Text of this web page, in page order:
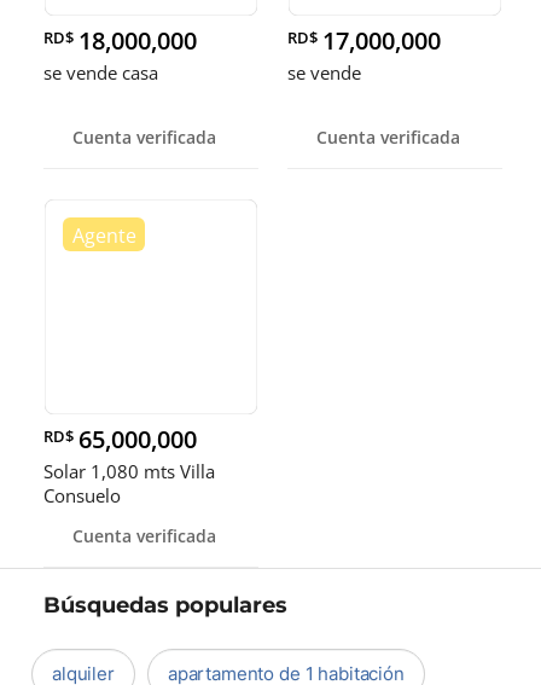
RD$ 18,000,000
se vende casa
Cuenta verificada
RD$ 17,000,000
se vende
Cuenta verificada
RD$ 65,000,000
Solar 1,080 mts Villa
Consuelo
Cuenta verificada
Búsquedas populares
alquiler apartamento de 1 habitación